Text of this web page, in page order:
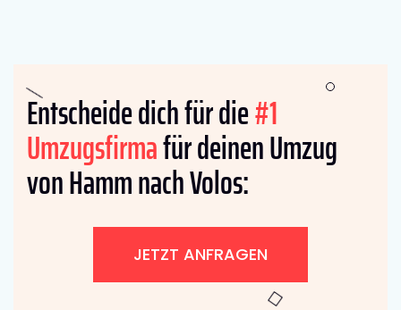
Entscheide dich für die#1
Umzugsfirmafür deinen Umzug
von Hamm nach Volos:
JETZT ANFRAGEN